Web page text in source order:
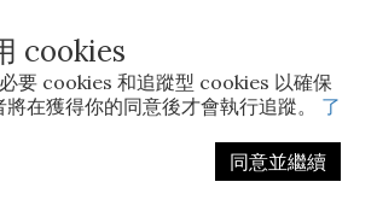
cookies
要 cookies 和追蹤型 cookies 以確保
在獲得你的同意後才會執行追蹤。 了
同意並繼續
果